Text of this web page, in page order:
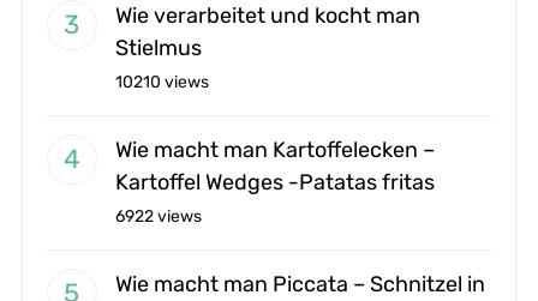
Wie verarbeitet und kocht man
Stielmus
10210 views
Wie macht man Kartoffelecken –
Kartoffel Wedges -Patatas fritas
6922 views
Wie macht man Piccata – Schnitzel in